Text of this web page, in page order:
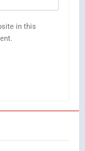
in this